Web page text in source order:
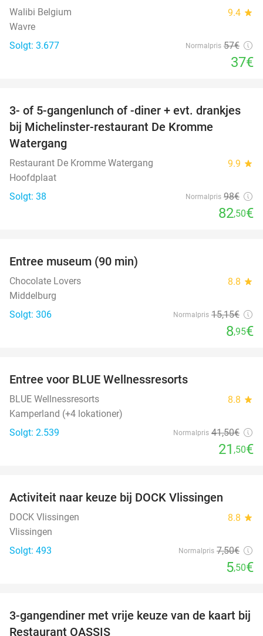
Walibi Belgium 9.4 star
Wavre
Solgt: 3.677
Normalpris 57€
37€
16%
3- of 5-gangenlunch of -diner + evt. drankjes
bij Michelinster-restaurant De Kromme
Watergang
Restaurant De Kromme Watergang 9.9 star
Hoofdplaat
Solgt: 38
Normalpris 98€
82,50€
Entree museum (90 min)
Chocolate Lovers 8.8 star
Middelburg
Solgt: 306
Normalpris 15,15€
8,95€
Entree voor BLUE Wellnessresorts
BLUE Wellnessresorts 8.8 star
Kamperland (+4 lokationer)
Solgt: 2.539
Normalpris 41,50€
21 ,50€
Activiteit naar keuze bij DOCK Vlissingen
DOCK Vlissingen 8.8 star
Vlissingen
Solgt: 493
Normalpris 7,50€
5,50€
43%
3-gangendiner met vrije keuze van de kaart bij
Restaurant OASSIS